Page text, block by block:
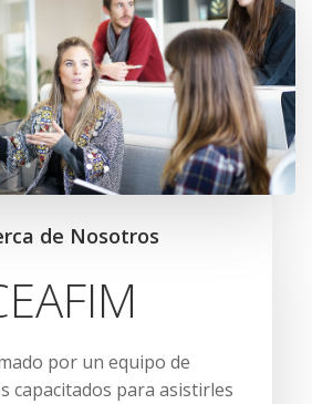
de Nosotros
por un equipo de
capacitados para asistirles